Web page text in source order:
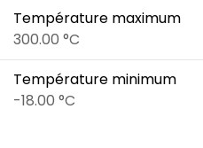
Température maximum
300.00 °C
Température minimum
-18.00 °C